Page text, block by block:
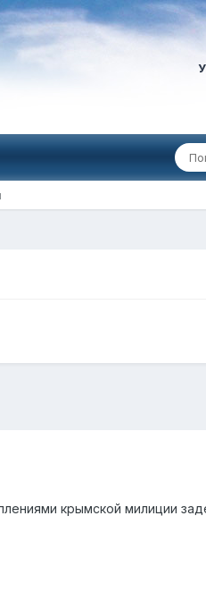
крымской милиции